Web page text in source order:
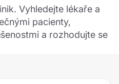
Vyhledejte lékaře a
pacienty,
a rozhodujte se